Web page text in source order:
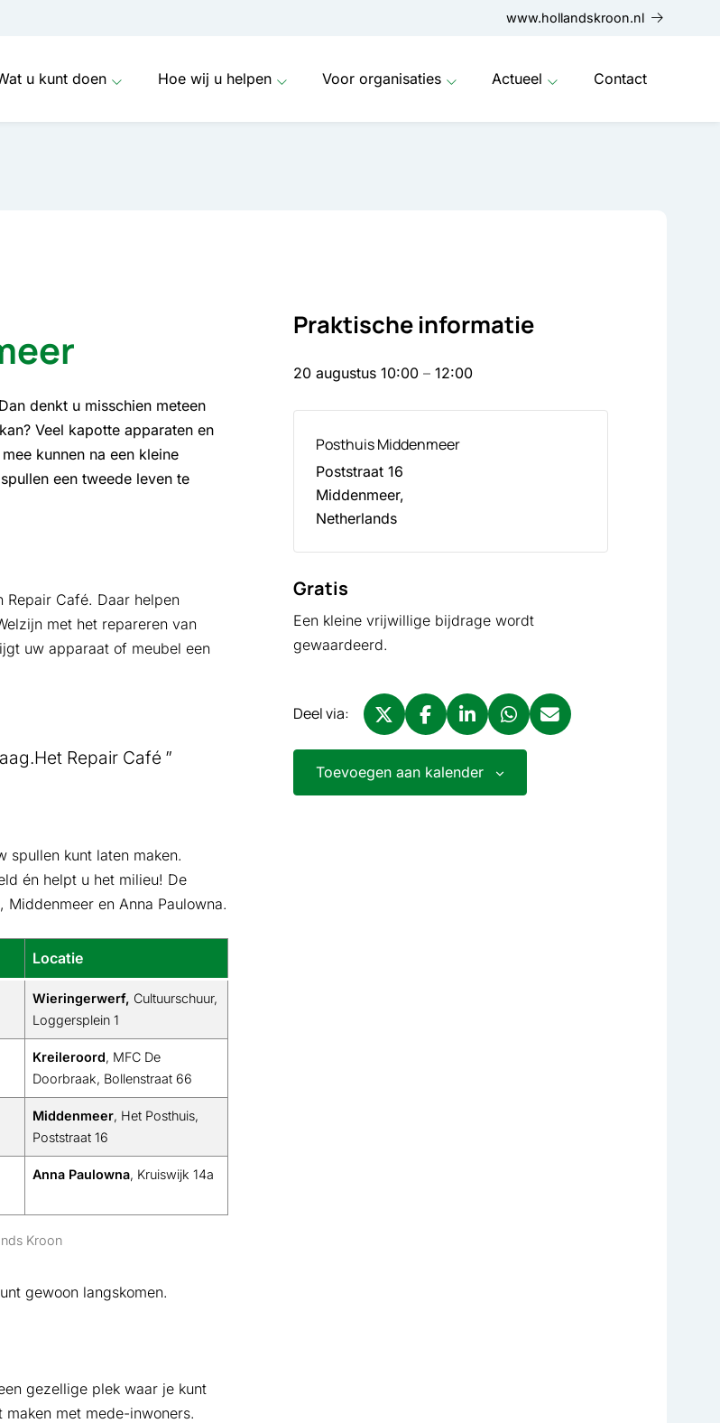
www.hollandskroon.nl
u kunt doen Hoe wij u helpen Voor organisaties Actueel Contact
denkt u misschien meteen
Veel kapotte apparaten en
kunnen na een kleine
een tweede leven te
Repair Café. Daar helpen
met het repareren van
uw apparaat of meubel een
Repair Café
spullen kunt laten maken.
én helpt u het milieu! De
en Anna Paulowna.
Locatie
Wieringerwerf, Cultuurschuur,
Loggersplein 1
Kreileroord, MFC De
Doorbraak, Bollenstraat 66
Middenmeer, Het Posthuis,
Poststraat 16
Anna Paulowna, Kruiswijk 14a
Kroon
gewoon langskomen.
gezellige plek waar je kunt
met mede-inwoners.
Praktische informatie
20 augustus 10:00 – 12:00
Posthuis Middenmeer
Poststraat 16
Middenmeer,
Netherlands
Gratis
Een kleine vrijwillige bijdrage wordt
gewaardeerd.
Deel via:
Deel via X, opent in nieuw tabblad
Deel via Facebook, opent in nieuw tabblad
Deel via LinkedIn, opent in nieuw
Deel via WhatsApp, opent in
Toevoegen aan kalender